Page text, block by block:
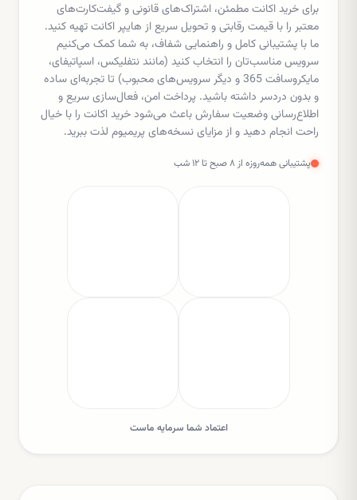
برای خرید اکانت مطمئن، اشتراک‌های قانونی و گیفت‌کارت‌های
معتبر را با قیمت رقابتی و تحویل سریع از هایپر اکانت تهیه کنید.
ما با پشتیبانی کامل و راهنمایی شفاف، به شما کمک می‌کنیم
سرویس مناسب‌تان را انتخاب کنید (مانند نتفلیکس، اسپاتیفای،
مایکروسافت 365 و دیگر سرویس‌های محبوب) تا تجربه‌ای ساده
و بدون دردسر داشته باشید. پرداخت امن، فعال‌سازی سریع و
اطلاع‌رسانی وضعیت سفارش باعث می‌شود خرید اکانت را با خیال
راحت انجام دهید و از مزایای نسخه‌های پریمیوم لذت ببرید.
پشتیبانی همه‌روزه از ۸ صبح تا ۱۲ شب
اعتماد شما سرمایه ماست